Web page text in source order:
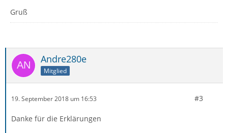
Gruß
Andre280e
Mitglied
19. September 2018 um 16:53 #3
Danke für die Erklärungen